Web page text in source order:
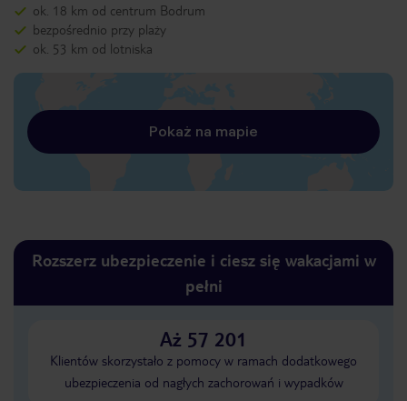
ok. 18 km od centrum Bodrum
bezpośrednio przy plaży
ok. 53 km od lotniska
Pokaż na mapie
Rozszerz ubezpieczenie i ciesz się wakacjami w
pełni
Aż 57 201
Klientów skorzystało z pomocy w ramach dodatkowego
ubezpieczenia od nagłych zachorowań i wypadków